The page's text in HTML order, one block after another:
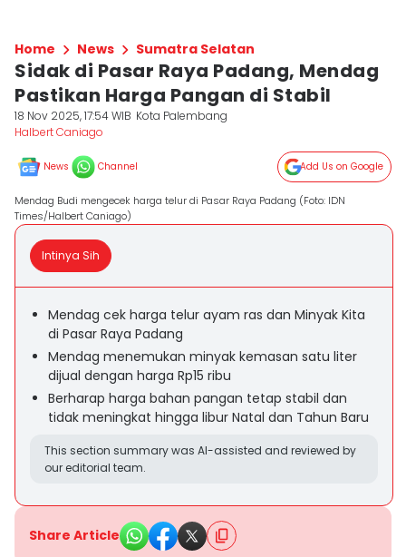
Home News Sumatra Selatan
Sidak di Pasar Raya Padang, Mendag
Pastikan Harga Pangan di Stabil
18 Nov 2025, 17:54 WIB Kota Palembang
Halbert Caniago
News Channel Add Us on Google
Mendag Budi mengecek harga telur di Pasar Raya Padang (Foto: IDN
Times/Halbert Caniago)
Intinya Sih
Mendag cek harga telur ayam ras dan Minyak Kita
di Pasar Raya Padang
Mendag menemukan minyak kemasan satu liter
dijual dengan harga Rp15 ribu
Berharap harga bahan pangan tetap stabil dan
tidak meningkat hingga libur Natal dan Tahun Baru
This section summary was AI-assisted and reviewed by
our editorial team.
Share Article